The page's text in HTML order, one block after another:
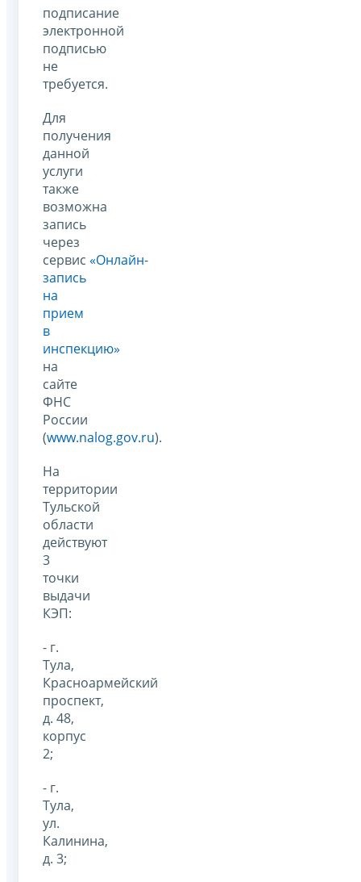
подписание
электронной
подписью
не
требуется.
Для
получения
данной
услуги
также
возможна
запись
через
сервис «Онлайн-
запись
на
прием
в
инспекцию»
на
сайте
ФНС
России
(www.nalog.gov.ru).
На
территории
Тульской
области
действуют
3
точки
выдачи
КЭП:
- г.
Тула,
Красноармейский
проспект,
д. 48,
корпус
2;
- г.
Тула,
ул.
Калинина,
д. 3;